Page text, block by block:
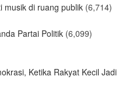
musik di ruang publik (6,714)
Partai Politik (6,099)
Ketika Rakyat Kecil Jadi